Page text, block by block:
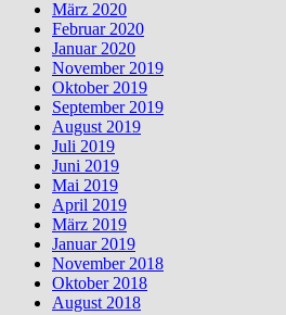
März 2020
Februar 2020
Januar 2020
November 2019
Oktober 2019
September 2019
August 2019
Juli 2019
Juni 2019
Mai 2019
April 2019
März 2019
Januar 2019
November 2018
Oktober 2018
August 2018